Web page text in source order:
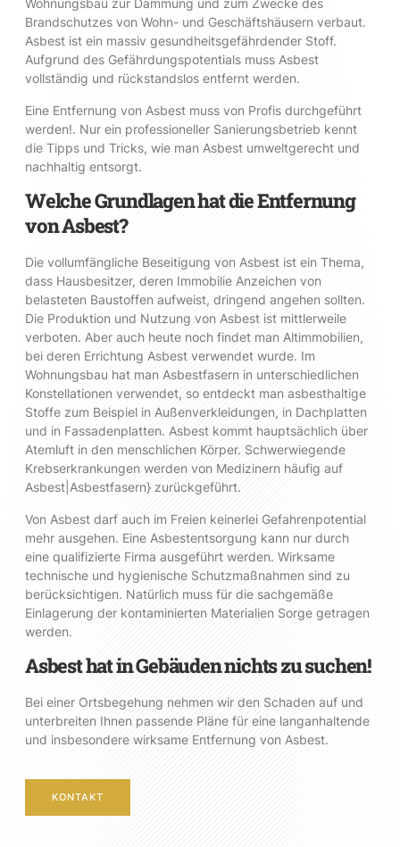
Wohnungsbau zur Dämmung und zum Zwecke des
Brandschutzes von Wohn- und Geschäftshäusern verbaut.
Asbest ist ein massiv gesundheitsgefährdender Stoff.
Aufgrund des Gefährdungspotentials muss Asbest
vollständig und rückstandslos entfernt werden.
Eine Entfernung von Asbest muss von Profis durchgeführt
werden!. Nur ein professioneller Sanierungsbetrieb kennt
die Tipps und Tricks, wie man Asbest umweltgerecht und
nachhaltig entsorgt.
Welche Grundlagen hat die Entfernung
von Asbest?
Die vollumfängliche Beseitigung von Asbest ist ein Thema,
dass Hausbesitzer, deren Immobilie Anzeichen von
belasteten Baustoffen aufweist, dringend angehen sollten.
Die Produktion und Nutzung von Asbest ist mittlerweile
verboten. Aber auch heute noch findet man Altimmobilien,
bei deren Errichtung Asbest verwendet wurde. Im
Wohnungsbau hat man Asbestfasern in unterschiedlichen
Konstellationen verwendet, so entdeckt man asbesthaltige
Stoffe zum Beispiel in Außenverkleidungen, in Dachplatten
und in Fassadenplatten. Asbest kommt hauptsächlich über
Atemluft in den menschlichen Körper. Schwerwiegende
Krebserkrankungen werden von Medizinern häufig auf
Asbest|Asbestfasern} zurückgeführt.
Von Asbest darf auch im Freien keinerlei Gefahrenpotential
mehr ausgehen. Eine Asbestentsorgung kann nur durch
eine qualifizierte Firma ausgeführt werden. Wirksame
technische und hygienische Schutzmaßnahmen sind zu
berücksichtigen. Natürlich muss für die sachgemäße
Einlagerung der kontaminierten Materialien Sorge getragen
werden.
Asbest hat in Gebäuden nichts zu suchen!
Bei einer Ortsbegehung nehmen wir den Schaden auf und
unterbreiten Ihnen passende Pläne für eine langanhaltende
und insbesondere wirksame Entfernung von Asbest.
KONTAKT